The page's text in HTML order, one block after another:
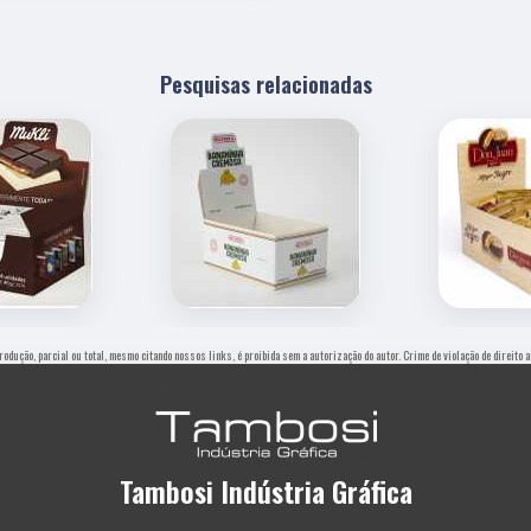
Pesquisas relacionadas
parcial ou total, mesmo citando nossos links, é proibida sem a autorização do autor. Crime de violação de
Tambosi Indústria Gráfica